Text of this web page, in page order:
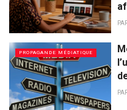
PROPAGANDE MÉDIATIQUE